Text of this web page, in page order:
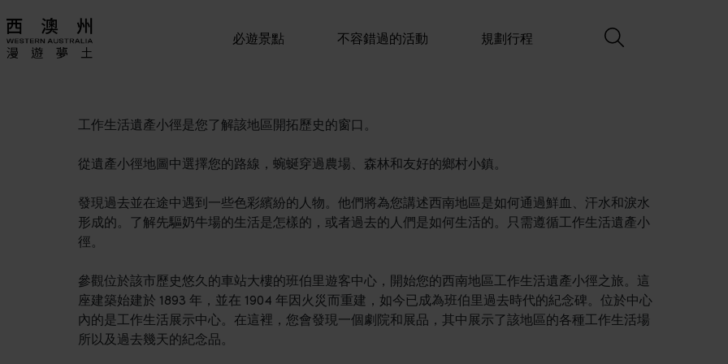
必遊景點 不容錯過的活動 規劃行程
工作生活遺產小徑是您了解該地區開拓歷史的窗口。
從遺產小徑地圖中選擇您的路線，蜿蜒穿過農場、森林和友好的鄉村小鎮。
發現過去並在途中遇到一些色彩繽紛的人物。他們將為您講述西南地區是如何通過鮮血、汗水和淚水
形成的。了解先驅奶牛場的生活是怎樣的，或者過去的人們是如何生活的。只需遵循工作生活遺產小
徑。
參觀位於該市歷史悠久的車站大樓的班伯里遊客中心，開始您的西南地區工作生活遺產小徑之旅。這
座建築始建於 1893 年，並在 1904 年因火災而重建，如今已成為班伯里過去時代的紀念碑。位於中心
內的是工作生活展示中心。在這裡，您會發現一個劇院和展品，其中展示了該地區的各種工作生活場
所以及過去幾天的紀念品。